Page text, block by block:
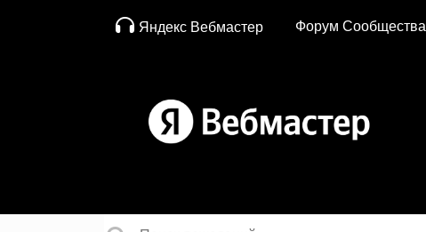
Яндекс Вебмастер Форум Сообщества